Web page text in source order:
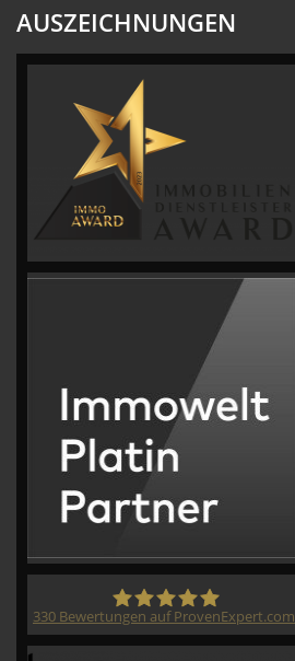
AUSZEICHNUNGEN
330 Bewertungen auf ProvenExpert.com